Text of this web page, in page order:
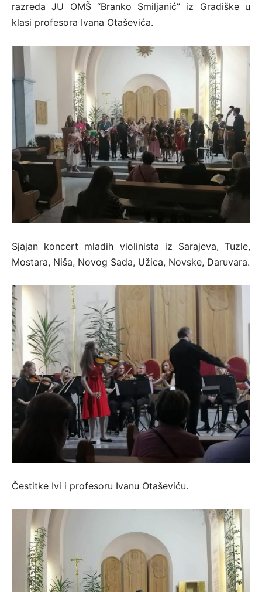
razreda JU OMŠ “Branko Smiljanić” iz Gradiške u
klasi profesora Ivana Otaševića.
Sjajan koncert mladih violinista iz Sarajeva, Tuzle,
Mostara, Niša, Novog Sada, Užica, Novske, Daruvara.
Čestitke Ivi i profesoru Ivanu Otaševiću.